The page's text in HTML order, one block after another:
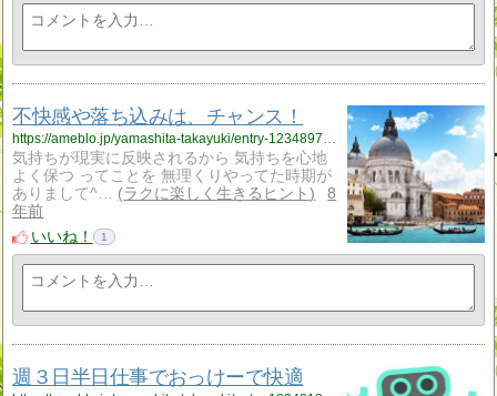
不快感や落ち込みは、チャンス！
気持ちが現実に反映されるから 気持ちを心地
よく保つ ってことを 無理くりやってた時期が
ありまして^…
ラクに楽しく生きるヒント
8
年前
いいね！
1
週３日半日仕事でおっけーで快適